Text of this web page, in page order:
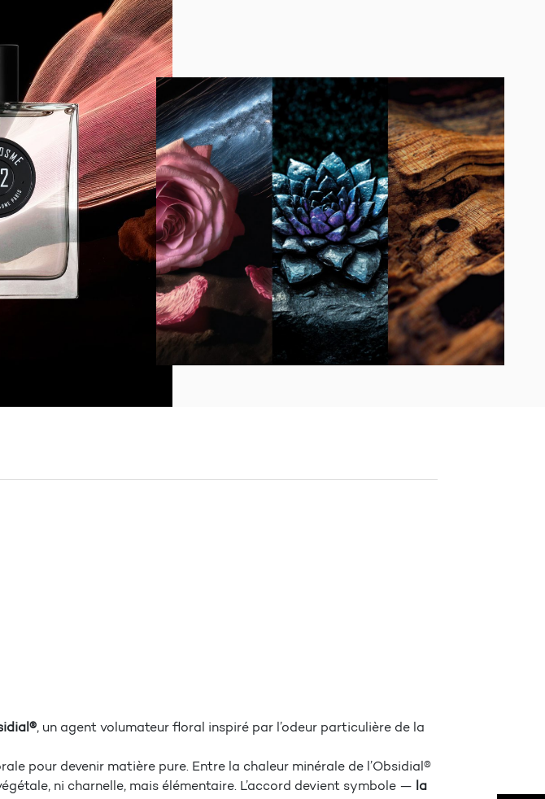
, un agent volumateur floral inspiré par l’odeur particulière de la
pour devenir matière pure. Entre la chaleur minérale de l’Obsidial®
ni charnelle, mais élémentaire. L’accord devient symbole — la